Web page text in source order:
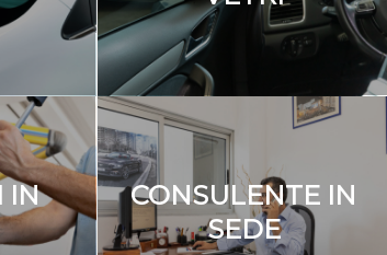
IN
CONSULENTE IN
SEDE